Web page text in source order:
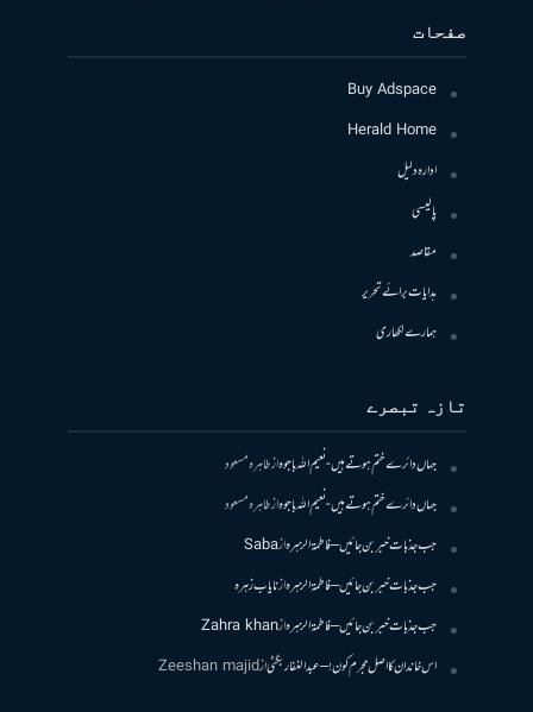
صفحات
Buy Adspace
Herald Home
ادارہ دلیل
پالیسی
مقاصد
ہدایات برائے تحریر
ہمارے لکھاری
تازہ تبصرے
جہاں دائرے ختم ہوتے ہیں- نعیم اللہ باجوہازطاہرہ مسعود
جہاں دائرے ختم ہوتے ہیں- نعیم اللہ باجوہازطاہرہ مسعود
جب جذبات خبر بن جائیں – فاطمۃالزہرہازSaba
جب جذبات خبر بن جائیں – فاطمۃالزہرہازنایاب زہرہ
جب جذبات خبر بن جائیں – فاطمۃالزہرہازZahra khan
اس خاندان کا اصل مجرم کون! – عبدالغفار بگٹیازZeeshan majid